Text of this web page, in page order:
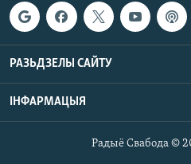
РАЗЬДЗЕЛЫ САЙТУ
ІНФАРМАЦЫЯ
Радыё Свабода ©